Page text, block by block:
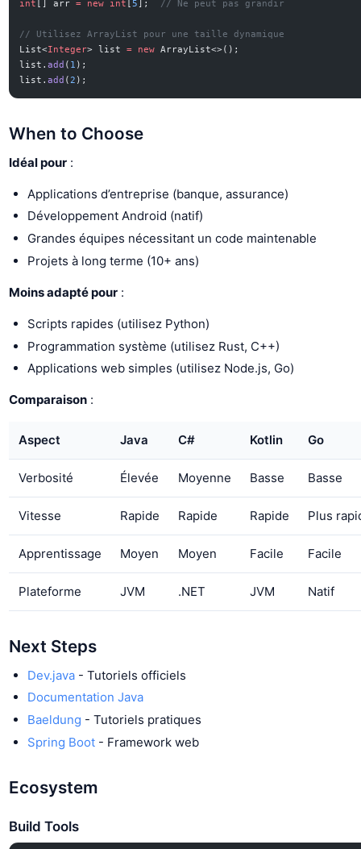
int [] arr = new int [5 ]; // Ne peut pas grandir
// Utilisez ArrayList pour une taille dynamique
List<Integer> list = new ArrayList<>();
list.add ( 1 );
list.add (2 );
When to Choose
Idéal pour :
Applications d’entreprise (banque, assurance)
Développement Android (natif)
Grandes équipes nécessitant un code maintenable
Projets à long terme (10+ ans)
Moins adapté pour :
Scripts rapides (utilisez Python)
Programmation système (utilisez Rust, C++)
Applications web simples (utilisez Node.js, Go)
Comparaison :
Aspect Java C# Kotlin Go
Verbosité Élevée Moyenne Basse Basse
Vitesse Rapide Rapide Rapide Plus
Apprentissage Moyen Moyen Facile Facile
Plateforme JVM .NET JVM Natif
Next Steps
Dev.java- Tutoriels officiels
Documentation Java
Baeldung - Tutoriels pratiques
Spring Boot- Framework web
Ecosystem
Build Tools